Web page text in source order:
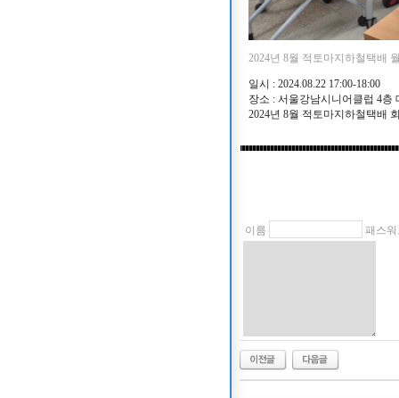
2024년 8월 적토마지하철택배
일시 : 2024.08.22 17:00-18:00
장소 : 서울강남시니어클럽 4층
2024년 8월 적토마지하철택배
이름 패스